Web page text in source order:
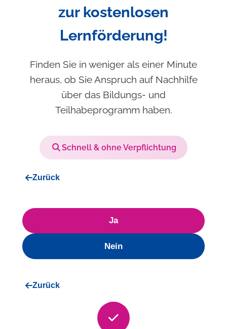
zur kostenlosen
Lernförderung!
Finden Sie in weniger als einer Minute
heraus, ob Sie Anspruch auf Nachhilfe
über das Bildungs- und
Teilhabeprogramm haben.
Schnell & ohne Verpflichtung
Zurück
Ja
Nein
Zurück